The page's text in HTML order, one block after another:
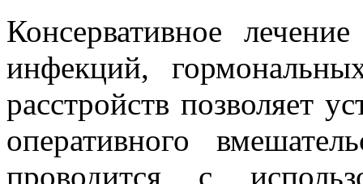
Консервативное
инфекций,
расстройств позволяет
оперативного
проводится с